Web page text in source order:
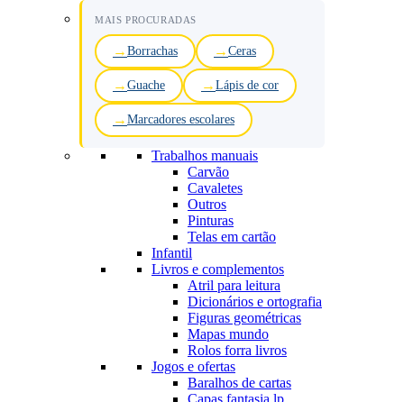
MAIS PROCURADAS
Borrachas Ceras
Guache Lápis de cor
Marcadores escolares
Trabalhos manuais
Carvão
Cavaletes
Outros
Pinturas
Telas em cartão
Infantil
Livros e complementos
Atril para leitura
Dicionários e ortografia
Figuras geométricas
Mapas mundo
Rolos forra livros
Jogos e ofertas
Baralhos de cartas
Capas fantasia lp